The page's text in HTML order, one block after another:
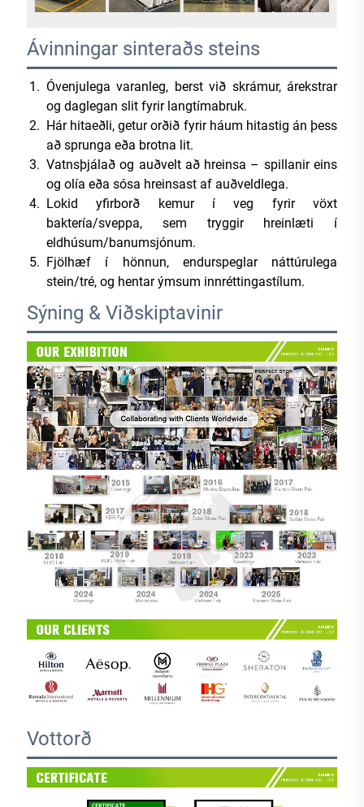
Ávinningar sinteraðs steins
Óvenjulega varanleg, berst við skrámur, árekstrar
og daglegan slit fyrir langtímabruk.
Hár hitaeðli, getur orðið fyrir háum hitastig án þess
að sprunga eða brotna lit.
Vatnsþjálað og auðvelt að hreinsa – spillanir eins
og olía eða sósa hreinsast af auðveldlega.
Lokid yfirborð kemur í veg fyrir vöxt
baktería/sveppa, sem tryggir hreinlæti í
eldhúsum/banumsjónum.
Fjölhæf í hönnun, endurspeglar náttúrulega
stein/tré, og hentar ýmsum innréttingastílum.
Sýning & Viðskiptavinir
Vottorð